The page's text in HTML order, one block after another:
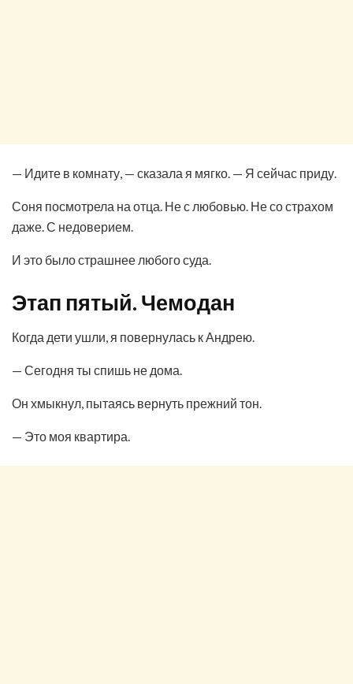
— Идите в комнату, — сказала я мягко. — Я сейчас приду.
Соня посмотрела на отца. Не с любовью. Не со страхом
даже. С недоверием.
И это было страшнее любого суда.
Этап пятый. Чемодан
Когда дети ушли, я повернулась к Андрею.
— Сегодня ты спишь не дома.
Он хмыкнул, пытаясь вернуть прежний тон.
— Это моя квартира.